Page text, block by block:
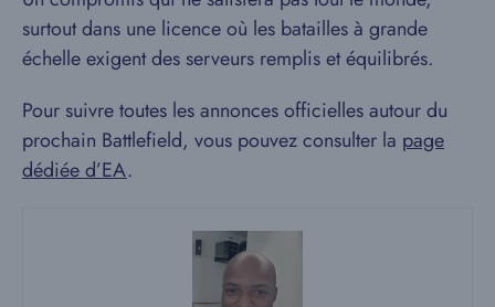
surtout dans une licence où les batailles à grande
échelle exigent des serveurs remplis et équilibrés.
Pour suivre toutes les annonces officielles autour du
prochain Battlefield, vous pouvez consulter la page
dédiée d’EA.